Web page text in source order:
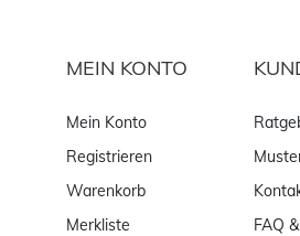
MEIN KONTO
Mein Konto
Registrieren
Warenkorb
Merkliste
FAQ